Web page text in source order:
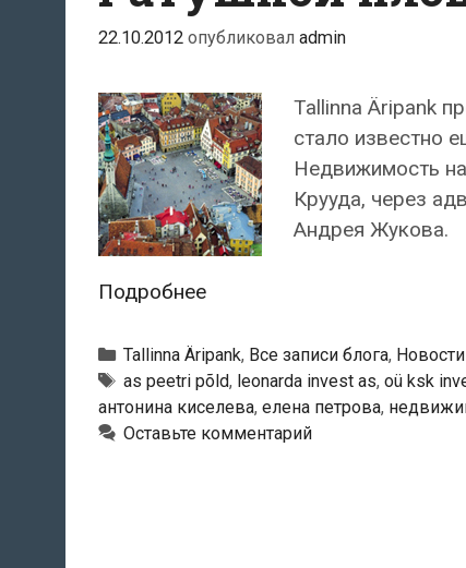
22.10.2012 опубликовал admin
Tallinna Äripank
стало известно
Недвижимость
Крууда, через
Андрея Жукова.
ПодробнееTallinna
обзавелся
зданием
на
Ратушной
Рубрики
Tallinna Äripank, Все записи блога, Новости
Тэги
as peetri põld, leonarda invest as, oü ksk
антонина киселева, елена петрова,
Оставьте комментарий